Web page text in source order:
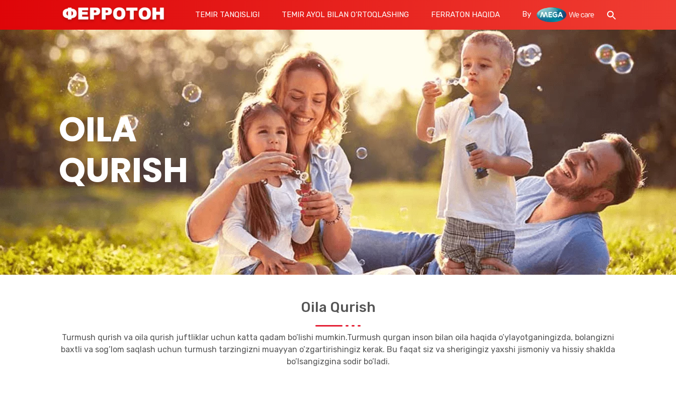
TEMIR TANQISLIGI TEMIR AYOL BILAN O’RTOQLASHING FERRATON HAQIDA By
OILA
QURISH
Oila Qurish
Turmush qurish va oila qurish juftliklar uchun katta qadam bo’lishi mumkin.Turmush qurgan inson bilan oila haqida o’ylayotganingizda, bolangizni
baxtli va sog’lom saqlash uchun turmush tarzingizni muayyan o’zgartirishingiz kerak. Bu faqat siz va sherigingiz yaxshi jismoniy va hissiy shaklda
bo’lsangizgina sodir bo’ladi.